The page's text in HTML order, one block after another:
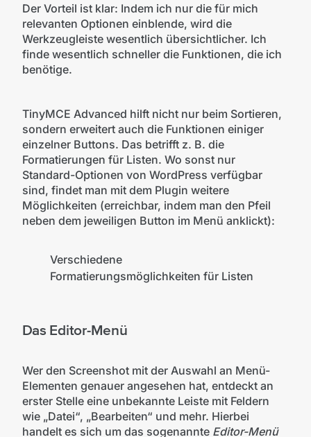
Der Vorteil ist klar: Indem ich nur die für mich
relevanten Optionen einblende, wird die
Werkzeugleiste wesentlich übersichtlicher. Ich
finde wesentlich schneller die Funktionen, die ich
benötige.
TinyMCE Advanced hilft nicht nur beim Sortieren,
sondern erweitert auch die Funktionen einiger
einzelner Buttons. Das betrifft z. B. die
Formatierungen für Listen. Wo sonst nur
Standard-Optionen von WordPress verfügbar
sind, findet man mit dem Plugin weitere
Möglichkeiten (erreichbar, indem man den Pfeil
neben dem jeweiligen Button im Menü anklickt):
Verschiedene
Formatierungsmöglichkeiten für Listen
Das Editor-Menü
Wer den Screenshot mit der Auswahl an Menü-
Elementen genauer angesehen hat, entdeckt an
erster Stelle eine unbekannte Leiste mit Feldern
wie „Datei“, „Bearbeiten“ und mehr. Hierbei
handelt es sich um das sogenannte Editor-Menü